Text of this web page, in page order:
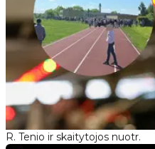
R. Tenio ir skaitytojos nuotr.